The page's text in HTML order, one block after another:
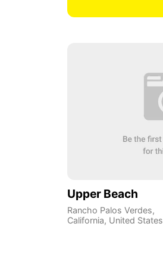
Upper Beach
Rancho Palos Verdes,
California, United States